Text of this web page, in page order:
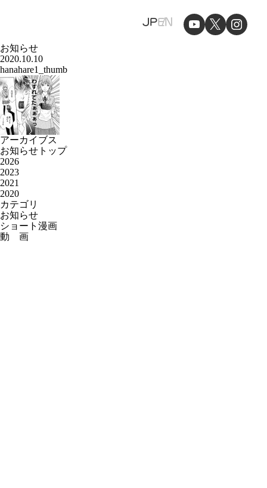
JPEN
お知らせ
2020.10.10
hanahare1_thumb
アーカイブス
お知らせトップ
2026
2023
2021
2020
カテゴリ
お知らせ
ショート漫画
動 画